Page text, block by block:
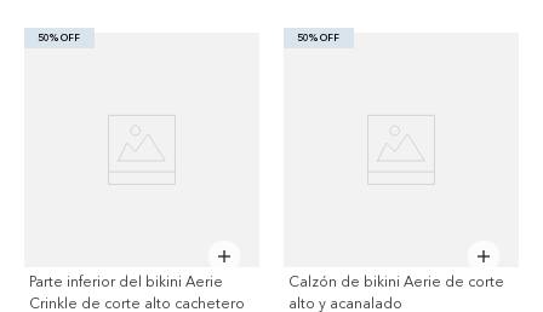
50% OFF
Parte inferior del bikini Aerie
Crinkle de corte alto cachetero
50% OFF
Calzón de bikini Aerie de corte
alto y acanalado